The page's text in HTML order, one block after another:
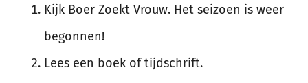
Kijk Boer Zoekt Vrouw. Het seizoen is weer
begonnen!
Lees een boek of tijdschrift.